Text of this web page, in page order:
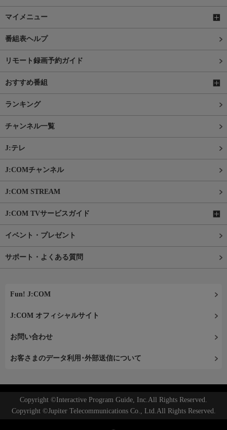
マイメニュー
番組表ヘルプ
リモート録画予約ガイド
おすすめ番組
ランキング
チャンネル一覧
J:テレ
J:COMチャンネル
J:COM STREAM
J:COM TVサービスガイド
イベント・プレゼント
サポート・よくある質問
Fun! J:COM
J:COM オフィシャルサイト
お問い合わせ
お客さまのデータ利用･外部送信について
Copyright ©Interactive Program Guide, Inc.All Rights Reserved.
Copyright ©Jupiter Telecommunications Co., Ltd.All Rights Reserved.